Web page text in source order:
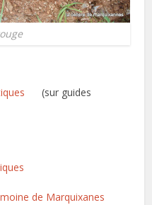
(sur guides
de Marquixanes